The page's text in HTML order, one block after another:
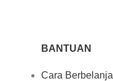
BANTUAN
Cara Berbelanja